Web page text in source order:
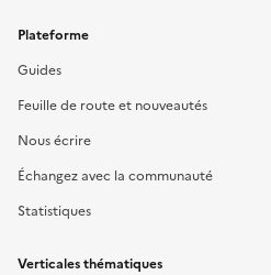
Plateforme
Guides
Feuille de route et nouveautés
Nous écrire
Échangez avec la communauté
Statistiques
Verticales thématiques